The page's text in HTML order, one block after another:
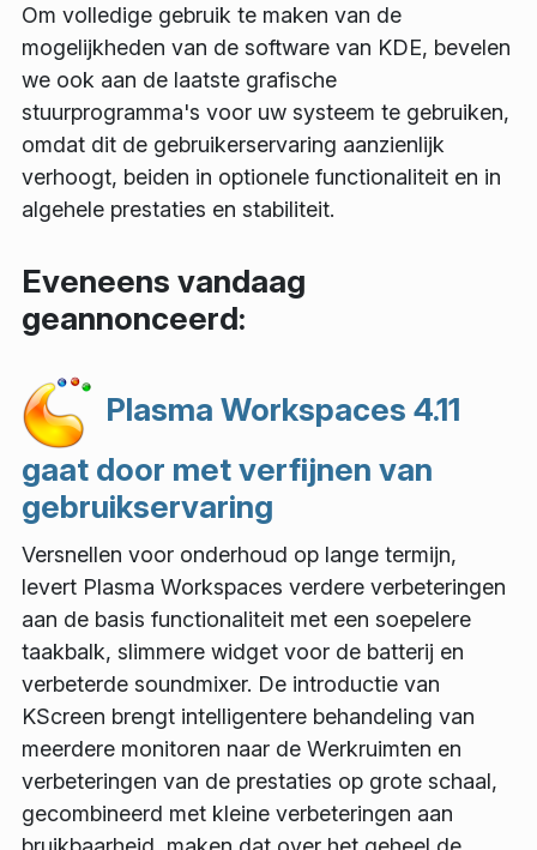
Om volledige gebruik te maken van de
mogelijkheden van de software van KDE, bevelen
we ook aan de laatste grafische
stuurprogramma's voor uw systeem te gebruiken,
omdat dit de gebruikerservaring aanzienlijk
verhoogt, beiden in optionele functionaliteit en in
algehele prestaties en stabiliteit.
Eveneens vandaag
geannonceerd:
Plasma Workspaces 4.11
gaat door met verfijnen van
gebruikservaring
Versnellen voor onderhoud op lange termijn,
levert Plasma Workspaces verdere verbeteringen
aan de basis functionaliteit met een soepelere
taakbalk, slimmere widget voor de batterij en
verbeterde soundmixer. De introductie van
KScreen brengt intelligentere behandeling van
meerdere monitoren naar de Werkruimten en
verbeteringen van de prestaties op grote schaal,
gecombineerd met kleine verbeteringen aan